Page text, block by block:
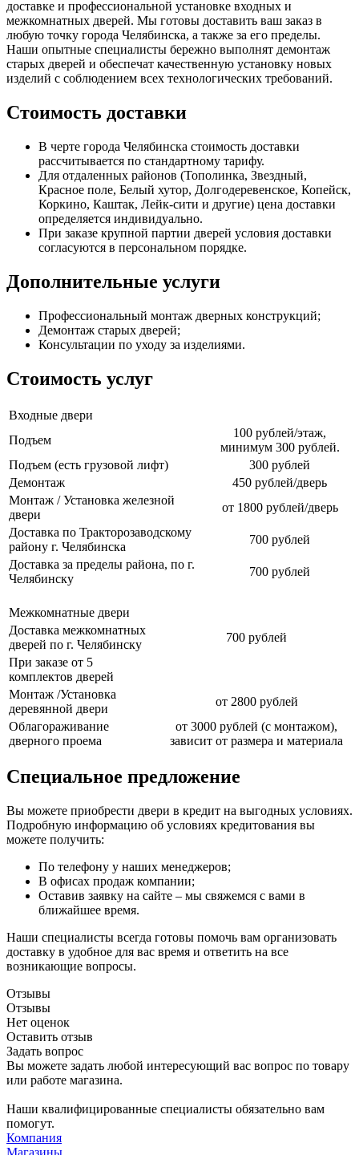
доставке и профессиональной установке входных и
межкомнатных дверей. Мы готовы доставить ваш заказ в
любую точку города Челябинска, а также за его пределы.
Наши опытные специалисты бережно выполнят демонтаж
старых дверей и обеспечат качественную установку новых
изделий с соблюдением всех технологических требований.
Стоимость доставки
В черте города Челябинска стоимость доставки
рассчитывается по стандартному тарифу.
Для отдаленных районов (Тополинка, Звездный,
Красное поле, Белый хутор, Долгодеревенское, Копейск,
Коркино, Каштак, Лейк-сити и другие) цена доставки
определяется индивидуально.
При заказе крупной партии дверей условия доставки
согласуются в персональном порядке.
Дополнительные услуги
Профессиональный монтаж дверных конструкций;
Демонтаж старых дверей;
Консультации по уходу за изделиями.
Стоимость услуг
Входные двери
Подъем
100 рублей/этаж,
минимум 300 рублей.
Подъем (есть грузовой лифт)
300 рублей
Демонтаж
450 рублей/дверь
Монтаж / Установка железной
двери
от 1800 рублей/дверь
Доставка по Тракторозаводскому
району г. Челябинска
700 рублей
Доставка за пределы района, по г.
Челябинску
700 рублей
Межкомнатные двери
Доставка межкомнатных
дверей по г. Челябинску
700 рублей
При заказе от 5
комплектов дверей
Монтаж /Установка
деревянной двери
от 2800 рублей
Облагораживание
дверного проема
от 3000 рублей (с монтажом),
зависит от размера и материала
Специальное предложение
Вы можете приобрести двери в кредит на выгодных условиях.
Подробную информацию об условиях кредитования вы
можете получить:
По телефону у наших менеджеров;
В офисах продаж компании;
Оставив заявку на сайте – мы свяжемся с вами в
ближайшее время.
Наши специалисты всегда готовы помочь вам организовать
доставку в удобное для вас время и ответить на все
возникающие вопросы.
Отзывы
Отзывы
Нет оценок
Оставить отзыв
Задать вопрос
Вы можете задать любой интересующий вас вопрос по товару
или работе магазина.
Наши квалифицированные специалисты обязательно вам
помогут.
Компания